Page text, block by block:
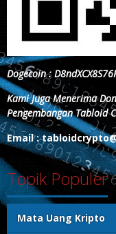
Dogecoin :
Kami Juga Menerima
Pengembangan Tabloid
Email :
Topik Populer
Mata Uang Kripto